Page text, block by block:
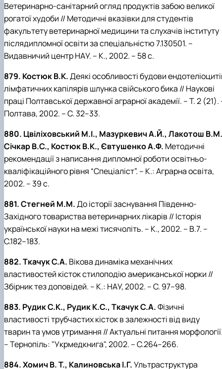
Ветеринарно-санітарний огляд продуктів забою великої
рогатої худоби // Методичні вказівки для студентів
факультету ветеринарної медицини та слухачів інституту
післядипломної освіти за спеціальністю 7.130501. –
Видавничий центр НАУ. – К., 2002. – 58 с.
879. Костюк В.К.Деякі особливості будови
лімфатичних капілярів шлунка свійського бика // Наукові
праці Полтавської державної аграрної академії. – Т. 2 (21).
Полтава, 2002. – С. 32–33.
880. Цвіліховський М.І., Мазуркевич А.Й., Лакотош
Січкар В.С., Костюк В.К., Євтушенко А.Ф. Методичні
рекомендації з написання дипломної роботи освітньо-
кваліфікаційного рівня “Спеціаліст”. – К.: Аграрна освіта,
2002. – 39 с.
881. Стегней М.М.До історії заснування Південно-
Західного товариства ветеринарних лікарів // Історія
української науки на межі тисячоліть. – К., 2002. – В.7. –
С.182–183.
882. Ткачук С.А. Вікова динаміка механічних
властивостей кісток стилоподію американської норки //
Збірник тез доповідей. – К.: НАУ, 2002. – С. 97–98.
883. Рудик С.К., Рудик К.С., Ткачук С.А.Фізичні
властивості трубчастих кісток в залежності від виду
тварин та умов утримання // Актуальні питання
– Тернопіль: "Укрмедкнига", 2002. – С.264–266.
884. Хомич В. Т., Калиновська І.Г.Ультраструктура